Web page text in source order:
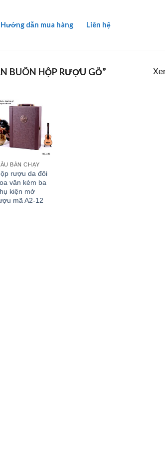
Hướng dẫn mua hàng Liên hệ
BUÔN HỘP RƯỢU GỖ”
BÁN CHẠY
rượu da đôi
văn kèm ba
kiện mở
mã A2-12